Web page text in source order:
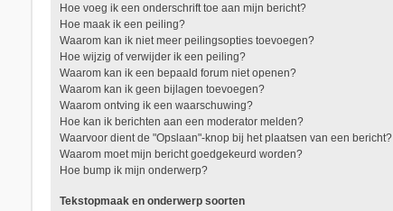
Hoe voeg ik een onderschrift toe aan mijn bericht?
Hoe maak ik een peiling?
Waarom kan ik niet meer peilingsopties toevoegen?
Hoe wijzig of verwijder ik een peiling?
Waarom kan ik een bepaald forum niet openen?
Waarom kan ik geen bijlagen toevoegen?
Waarom ontving ik een waarschuwing?
Hoe kan ik berichten aan een moderator melden?
Waarvoor dient de "Opslaan"-knop bij het plaatsen van een bericht?
Waarom moet mijn bericht goedgekeurd worden?
Hoe bump ik mijn onderwerp?
Tekstopmaak en onderwerp soorten